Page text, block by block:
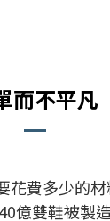
而不平凡
花費多少的材
億雙鞋被製